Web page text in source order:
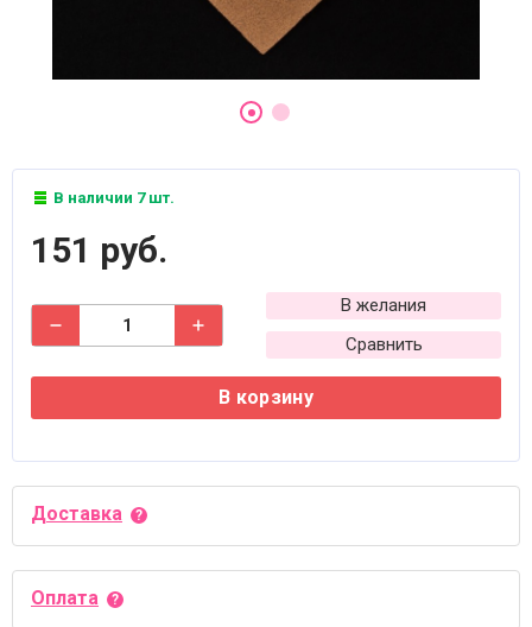
В наличии 7 шт.
151 руб.
В желания
Сравнить
В корзину
Доставка
Оплата